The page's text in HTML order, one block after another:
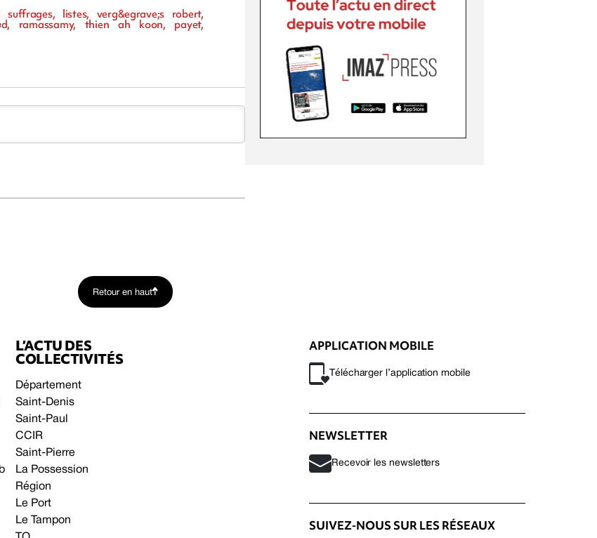
listes, verg&egrave;s robert,
ramassamy, thien ah koon, payet,
Retour en haut
L’ACTU DES
COLLECTIVITÉS
Département
Saint-Denis
Saint-Paul
CCIR
Saint-Pierre
La Possession
Région
Le Port
Le Tampon
APPLICATION MOBILE
Télécharger l’application mobile
NEWSLETTER
Recevoir les newsletters
SUIVEZ-NOUS SUR LES RÉSEAUX